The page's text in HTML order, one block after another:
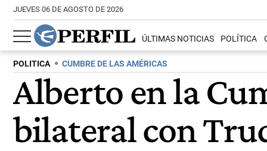
JUEVES 06 DE AGOSTO DE 2026
ÚLTIMAS NOTICIAS POLÍTICA
POLITICA CUMBRE DE LAS AMÉRICAS
Alberto en la
bilateral con